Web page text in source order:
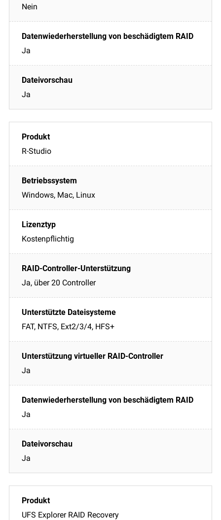
Nein
Ja
Ja
R-Studio
Windows, Mac, Linux
Kostenpflichtig
Ja, über 20 Controller
FAT, NTFS, Ext2/3/4, HFS+
Ja
Ja
Ja
UFS Explorer RAID Recovery